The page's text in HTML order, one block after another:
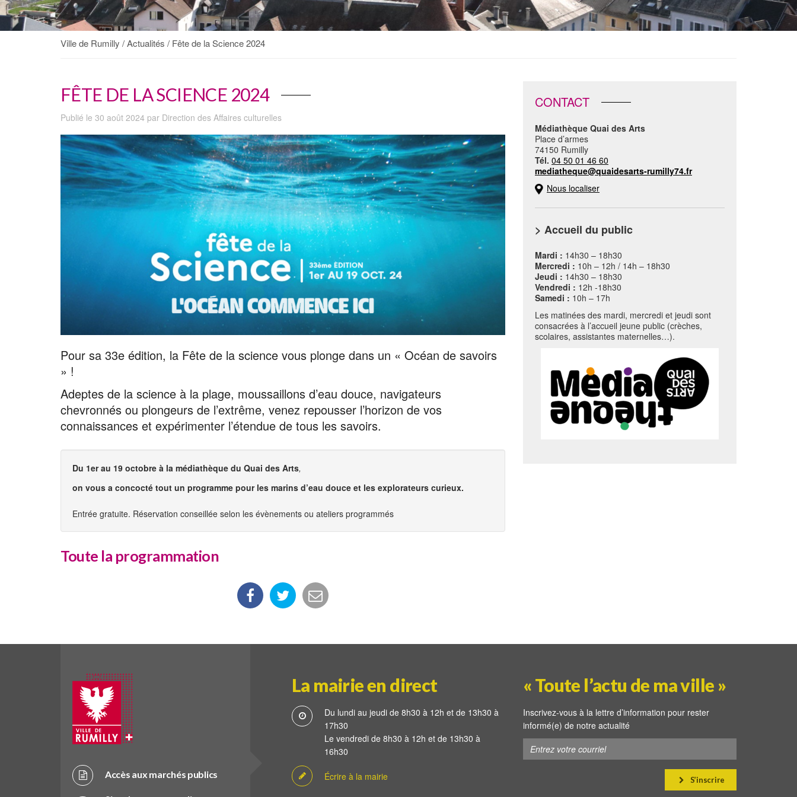
Ville de Rumilly /Actualités / Fête de la Science 2024
FÊTE DE LA SCIENCE 2024
Publié le 30 août 2024 par Direction des Affaires culturelles
Pour sa 33e édition, la Fête de la science vous plonge dans un « Océan de savoirs
» !
Adeptes de la science à la plage, moussaillons d’eau douce, navigateurs
chevronnés ou plongeurs de l’extrême, venez repousser l’horizon de vos
connaissances et expérimenter l’étendue de tous les savoirs.
Du 1er au 19 octobre à la médiathèque du Quai des Arts,
on vous a concocté tout un programme pour les marins d’eau douce et les explorateurs curieux.
Entrée gratuite. Réservation conseillée selon les évènements ou ateliers programmés
Toute la programmation
CONTACT
Médiathèque Quai des Arts
Place d’armes
74150 Rumilly
Tél. 04 50 01 46 60
mediatheque@quaidesarts-rumilly74.fr
Nous localiser
> Accueil du public
Mardi : 14h30 – 18h30
Mercredi : 10h – 12h / 14h – 18h30
Jeudi : 14h30 – 18h30
Vendredi : 12h -18h30
Samedi : 10h – 17h
Les matinées des mardi, mercredi et jeudi sont
consacrées à l’accueil jeune public (crèches,
scolaires, assistantes maternelles…).
Accès aux marchés publics
La mairie en direct
Du lundi au jeudi de 8h30 à 12h et de 13h30 à
17h30
Le vendredi de 8h30 à 12h et de 13h30 à
16h30
Écrire à la mairie
« Toute l’actu de ma ville »
Inscrivez-vous à la lettre d’information pour rester
informé(e) de notre actualité
S’inscrire